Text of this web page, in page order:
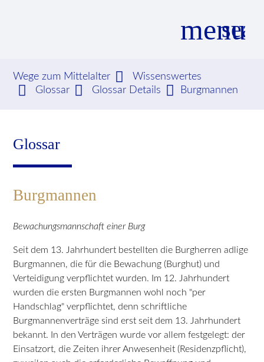
menu
Suchbegriffe SUCHEN
Wege zum Mittelalter
Wissenswertes
Glossar
Glossar Details Burgmannen
Glossar
Burgmannen
Bewachungsmannschaft einer Burg
Seit dem 13. Jahrhundert bestellten die Burgherren adlige
Burgmannen, die für die Bewachung (Burghut) und
Verteidigung verpflichtet wurden. Im 12. Jahrhundert
wurden die ersten Burgmannen wohl noch "per
Handschlag" verpflichtet, denn schriftliche
Burgmannenverträge sind erst seit dem 13. Jahrhundert
bekannt. In den Verträgen wurde vor allem festgelegt: der
Einsatzort, die Zeiten ihrer Anwesenheit (Residenzpflicht),